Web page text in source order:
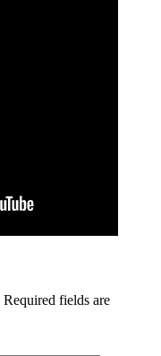
Required fields are